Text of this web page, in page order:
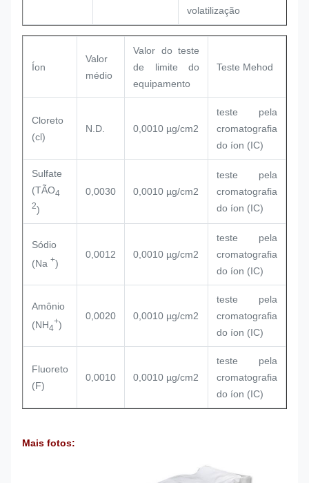
volatilização
Íon
Valor
médio
Valor do teste
de limite do
equipamento
Teste Mehod
Cloreto
(cl)
N.D. 0,0010 µg/cm2
teste pela
cromatografia
do íon (IC)
Sulfate
(TÃO4
2)
0,0030 0,0010 µg/cm2
teste pela
cromatografia
do íon (IC)
Sódio
(Na +)
0,0012 0,0010 µg/cm2
teste pela
cromatografia
do íon (IC)
Amônio
(NH4
+)
0,0020 0,0010 µg/cm2
teste pela
cromatografia
do íon (IC)
Fluoreto
(F)
0,0010 0,0010 µg/cm2
teste pela
cromatografia
do íon (IC)
Mais fotos: